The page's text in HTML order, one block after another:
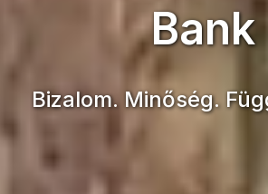
Bank
Bizalom. Minőség.